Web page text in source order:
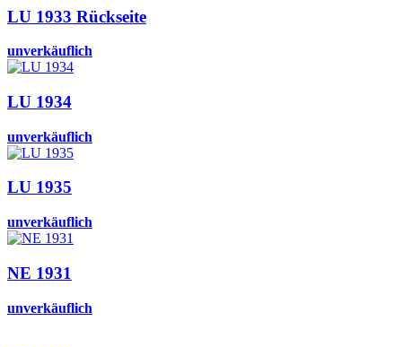
LU 1933 Rückseite
unverkäuflich
LU 1934
unverkäuflich
LU 1935
unverkäuflich
NE 1931
unverkäuflich